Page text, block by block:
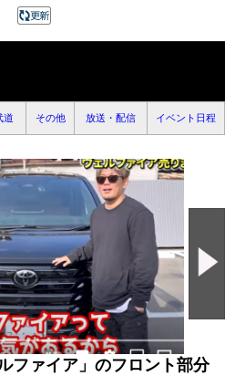
道 その他 放送・配信 イベント日程
ファイア」のフロント部分